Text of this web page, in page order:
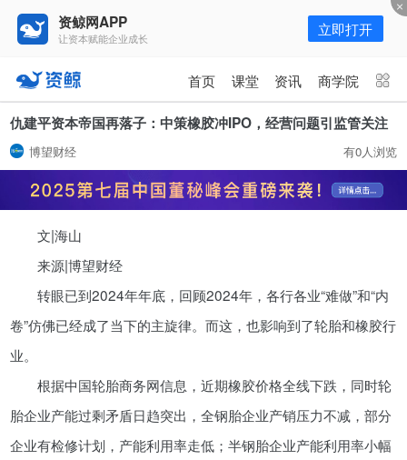
资鲸网APP
让资本赋能企业成长 立即打开
首页 课堂 资讯 商学院
资讯 课堂 直播 商学院
报告 行业峰会
为你推荐
资鲸精选 | 127页PPT，读懂复
星、平安、腾讯、比亚迪、碧桂园
局！（非常值得收藏！）
11-01
模式”！推荐收藏！
08-02
资鲸精选 | 小米同股不同权的股权
仇建平资本帝国再落子：中策橡胶冲IPO，经营问题引监管关注
博望财经 有0人浏览
文|海山
来源|博望财经
转眼已到2024年年底，回顾2024年，各行各业“难做”和“内
卷”仿佛已经成了当下的主旋律。而这，也影响到了轮胎和橡胶行
业。
根据中国轮胎商务网信息，近期橡胶价格全线下跌，同时轮
胎企业产能过剩矛盾日趋突出，全钢胎企业产销压力不减，部分
企业有检修计划，产能利用率走低；半钢胎企业产能利用率小幅